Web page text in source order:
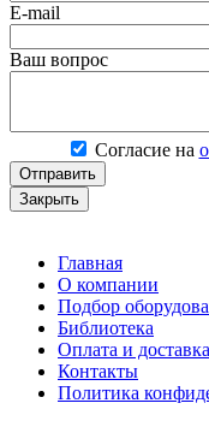
E-mail
Ваш вопрос
Согласие на
Отправить
Закрыть
Главная
О компании
Подбор
Библиотека
Оплата и доставка
Контакты
Политика